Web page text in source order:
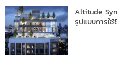
Altitude
รูปแบบการใ